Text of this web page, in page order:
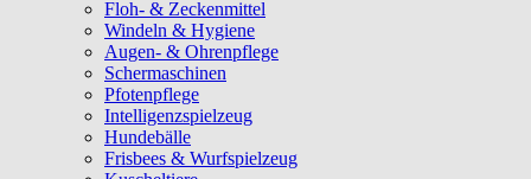
Floh- & Zeckenmittel
Windeln & Hygiene
Augen- & Ohrenpflege
Schermaschinen
Pfotenpflege
Intelligenzspielzeug
Hundebälle
Frisbees & Wurfspielzeug